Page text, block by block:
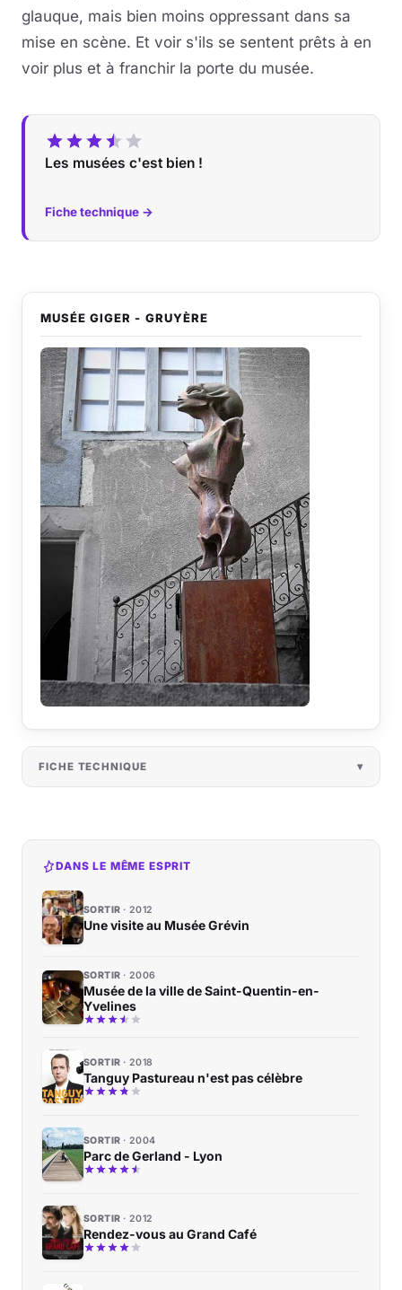
glauque, mais bien moins oppressant dans sa
mise en scène. Et voir s'ils se sentent prêts à en
voir plus et à franchir la porte du musée.
Les musées c'est bien !
Fiche technique →
MUSÉE GIGER - GRUYÈRE
FICHE TECHNIQUE
DANS LE MÊME ESPRIT
SORTIR 2012
Une visite au Musée Grévin
SORTIR 2006
Musée de la ville de Saint-Quentin-en-
Yvelines
SORTIR 2018
Tanguy Pastureau n'est pas célèbre
SORTIR 2004
Parc de Gerland - Lyon
SORTIR 2012
Rendez-vous au Grand Café